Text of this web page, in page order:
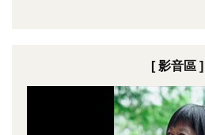
[ 影音區 ]